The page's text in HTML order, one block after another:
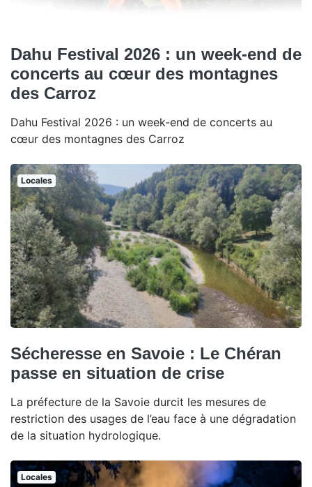
Dahu Festival 2026 : un week-end de
concerts au cœur des montagnes
des Carroz
Dahu Festival 2026 : un week-end de concerts au
cœur des montagnes des Carroz
Locales
Sécheresse en Savoie : Le Chéran
passe en situation de crise
La préfecture de la Savoie durcit les mesures de
restriction des usages de l’eau face à une dégradation
de la situation hydrologique.
Locales